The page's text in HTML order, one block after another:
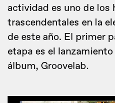
actividad es uno de los
trascendentales en la
de este año. El primer
etapa es el
álbum, Groovelab.